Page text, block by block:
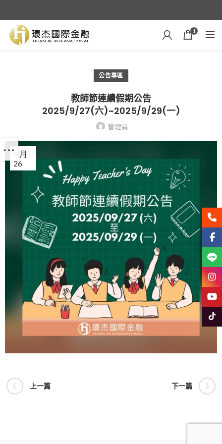
1
公告專區
教師節連續假期公告
2025/9/27(六)~2025/9/29(一)
管理員
26
9 月
上一篇 下一篇
聯絡
Line